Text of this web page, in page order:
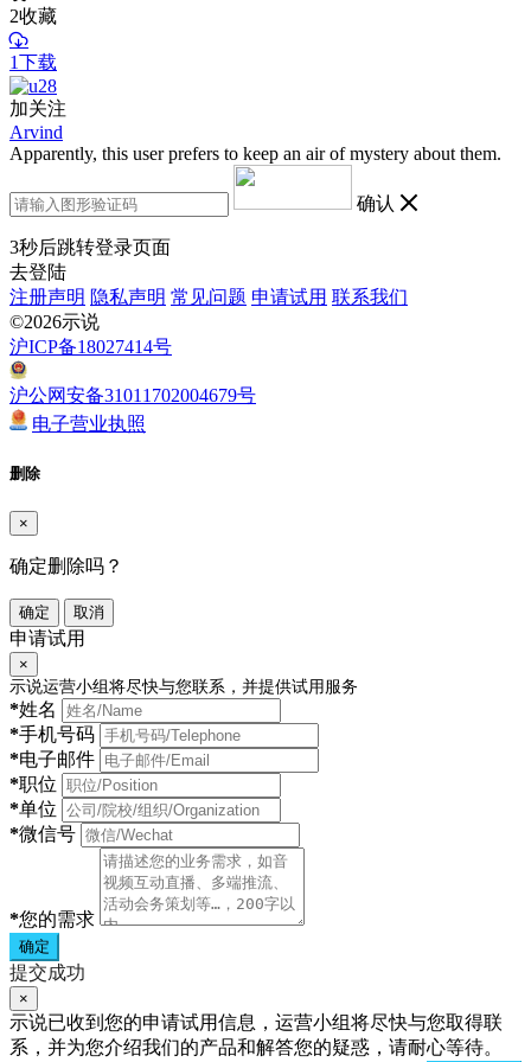
2收藏
1下载
加关注
Arvind
Apparently, this user prefers to keep an air of mystery about them.
确认
3秒后跳转登录页面
去登陆
注册声明 隐私声明 常见问题 申请试用 联系我们
©2026示说
沪ICP备18027414号
沪公网安备31011702004679号
电子营业执照
删除
×
确定删除吗？
确定 取消
申请试用
×
示说运营小组将尽快与您联系，并提供试用服务
*姓名
*手机号码
*电子邮件
*职位
*单位
*微信号
*您的需求
确定
提交成功
×
示说已收到您的申请试用信息，运营小组将尽快与您取得联
系，并为您介绍我们的产品和解答您的疑惑，请耐心等待。